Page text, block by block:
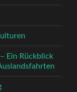
Ein Rückblick